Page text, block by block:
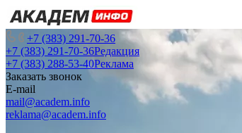
+7 (383) 291-70-36
+7 (383) 291-70-36Редакция
+7 (383) 288-53-40Реклама
Заказать звонок
E-mail
mail@academ.info
reklama@academ.info